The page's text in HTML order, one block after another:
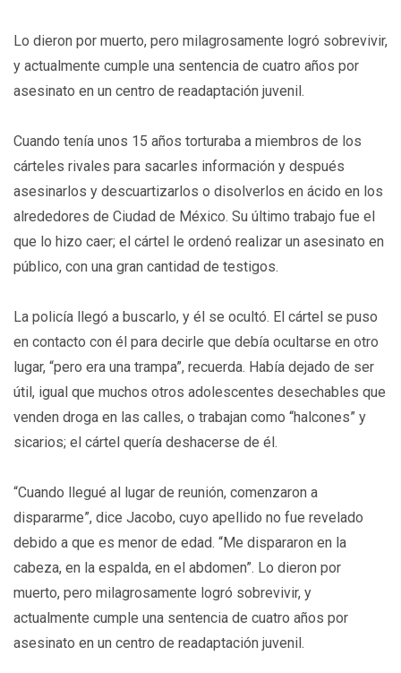
Lo dieron por muerto, pero milagrosamente logró sobrevivir,
y actualmente cumple una sentencia de cuatro años por
asesinato en un centro de readaptación juvenil.
Cuando tenía unos 15 años torturaba a miembros de los
cárteles rivales para sacarles información y después
asesinarlos y descuartizarlos o disolverlos en ácido en los
alrededores de Ciudad de México. Su último trabajo fue el
que lo hizo caer; el cártel le ordenó realizar un asesinato en
público, con una gran cantidad de testigos.
La policía llegó a buscarlo, y él se ocultó. El cártel se puso
en contacto con él para decirle que debía ocultarse en otro
lugar, “pero era una trampa”, recuerda. Había dejado de ser
útil, igual que muchos otros adolescentes desechables que
venden droga en las calles, o trabajan como “halcones” y
sicarios; el cártel quería deshacerse de él.
“Cuando llegué al lugar de reunión, comenzaron a
dispararme”, dice Jacobo, cuyo apellido no fue revelado
debido a que es menor de edad. “Me dispararon en la
cabeza, en la espalda, en el abdomen”. Lo dieron por
muerto, pero milagrosamente logró sobrevivir, y
actualmente cumple una sentencia de cuatro años por
asesinato en un centro de readaptación juvenil.